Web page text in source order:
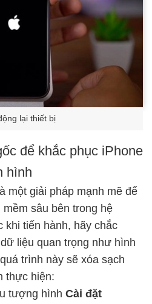
lại thiết bị
để khắc phục iPhone
hình
một giải pháp mạnh mẽ để
sâu bên trong hệ
khi tiến hành, hãy chắc
liệu quan trọng như hình
trình này sẽ xóa sạch
thực hiện:
tượng hình Cài đặt